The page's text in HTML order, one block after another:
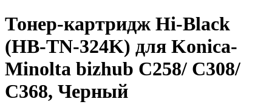
Тонер-картридж Hi-Black
(HB-TN-324K) для Konica-
Minolta bizhub C258/ C308/
C368, Черный